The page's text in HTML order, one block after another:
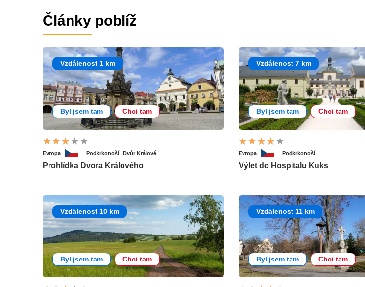
Články poblíž
Vzdálenost 1 km
Byl jsem tam Chci tam
Evropa Podkrkonoší Dvůr Králové
Prohlídka Dvora Králového
Vzdálenost 7 km
Byl jsem tam Chci tam
Evropa Podkrkonoší
Výlet do Hospitalu Kuks
Vzdálenost 10 km
Byl jsem tam Chci tam
Vzdálenost 11 km
Byl jsem tam Chci tam